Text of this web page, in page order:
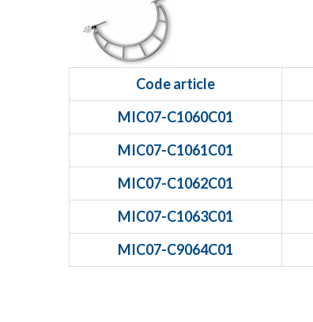
Code article
MIC07-C1060C01
MIC07-C1061C01
MIC07-C1062C01
MIC07-C1063C01
MIC07-C9064C01